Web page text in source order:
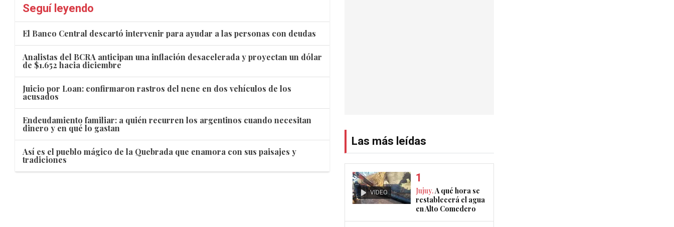
Seguí leyendo
El Banco Central descartó intervenir para ayudar a las personas con deudas
Analistas del BCRA anticipan una inflación desacelerada y proyectan un dólar
de $1.652 hacia diciembre
Juicio por Loan: confirmaron rastros del nene en dos vehículos de los
acusados
Endeudamiento familiar: a quién recurren los argentinos cuando necesitan
dinero y en qué lo gastan
Así es el pueblo mágico de la Quebrada que enamora con sus paisajes y
tradiciones
Las más leídas
VIDEO Jujuy.A qué hora se
restablecerá el agua
en Alto Comedero